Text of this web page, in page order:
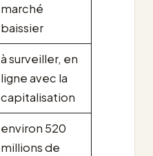
marché
baissier
à surveiller, en
ligne avec la
capitalisation
environ 520
millions de